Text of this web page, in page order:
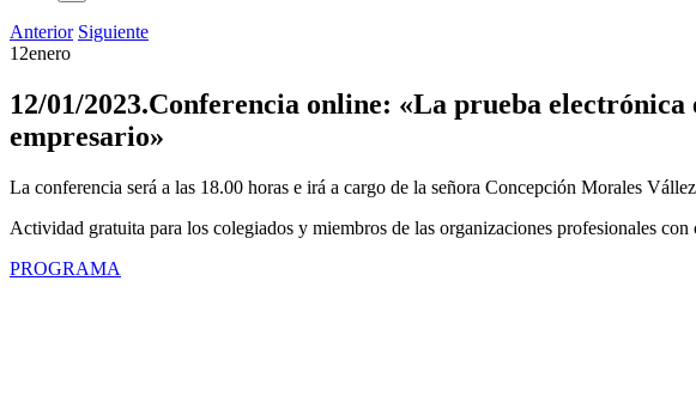
Anterior Siguiente
12enero
12/01/2023.Conferencia online: «La prueba
empresario»
La conferencia será a las 18.00 horas e irá a cargo de la señora Concepción Morales
Actividad gratuita para los colegiados y miembros de las organizaciones profesionales
PROGRAMA